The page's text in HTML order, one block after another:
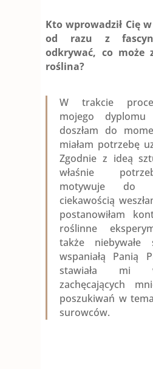
Kto wprowadził Cię
od razu z
odkrywać, co może
roślina?
W trakcie
mojego dyplomu
doszłam do
miałam potrzebę
Zgodnie z ideą
właśnie
motywuje do
ciekawością
postanowiłam
roślinne
także niebywałe
wspaniałą Panią
stawiała mi
zachęcających
poszukiwań w
surowców.